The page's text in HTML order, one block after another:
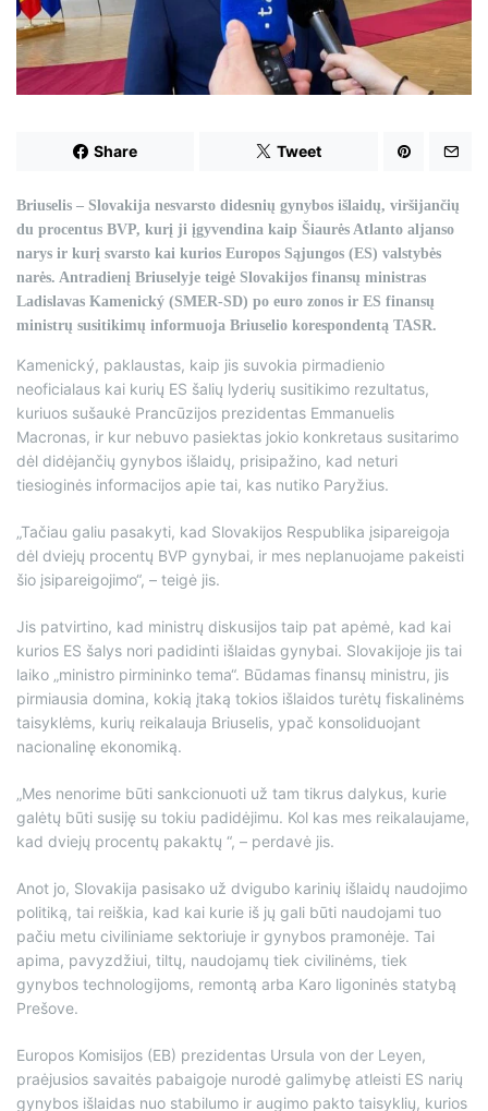
d
i
Share Tweet
Briuselis – Slovakija nesvarsto didesnių gynybos išlaidų, viršijančių
du procentus BVP, kurį ji įgyvendina kaip Šiaurės Atlanto aljanso
narys ir kurį svarsto kai kurios Europos Sąjungos (ES) valstybės
narės. Antradienį Briuselyje teigė Slovakijos finansų ministras
Ladislavas Kamenický (SMER-SD) po euro zonos ir ES finansų
ministrų susitikimų informuoja Briuselio korespondentą TASR.
Kamenický, paklaustas, kaip jis suvokia pirmadienio
neoficialaus kai kurių ES šalių lyderių susitikimo rezultatus,
kuriuos sušaukė Prancūzijos prezidentas Emmanuelis
Macronas, ir kur nebuvo pasiektas jokio konkretaus susitarimo
dėl didėjančių gynybos išlaidų, prisipažino, kad neturi
tiesioginės informacijos apie tai, kas nutiko Paryžius.
„Tačiau galiu pasakyti, kad Slovakijos Respublika įsipareigoja
dėl dviejų procentų BVP gynybai, ir mes neplanuojame pakeisti
šio įsipareigojimo“, – teigė jis.
Jis patvirtino, kad ministrų diskusijos taip pat apėmė, kad kai
kurios ES šalys nori padidinti išlaidas gynybai. Slovakijoje jis tai
laiko „ministro pirmininko tema“. Būdamas finansų ministru, jis
pirmiausia domina, kokią įtaką tokios išlaidos turėtų fiskalinėms
taisyklėms, kurių reikalauja Briuselis, ypač konsoliduojant
nacionalinę ekonomiką.
„Mes nenorime būti sankcionuoti už tam tikrus dalykus, kurie
galėtų būti susiję su tokiu padidėjimu. Kol kas mes reikalaujame,
kad dviejų procentų pakaktų “, – perdavė jis.
Anot jo, Slovakija pasisako už dvigubo karinių išlaidų naudojimo
politiką, tai reiškia, kad kai kurie iš jų gali būti naudojami tuo
pačiu metu civiliniame sektoriuje ir gynybos pramonėje. Tai
apima, pavyzdžiui, tiltų, naudojamų tiek civilinėms, tiek
gynybos technologijoms, remontą arba Karo ligoninės statybą
Prešove.
Europos Komisijos (EB) prezidentas Ursula von der Leyen,
praėjusios savaitės pabaigoje nurodė galimybę atleisti ES narių
gynybos išlaidas nuo stabilumo ir augimo pakto taisyklių, kurios